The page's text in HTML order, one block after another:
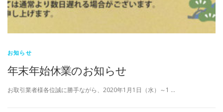
お知らせ
年末年始休業のお知らせ
お取引業者様各位誠に勝手ながら、2020年1月1日（水）～1 …